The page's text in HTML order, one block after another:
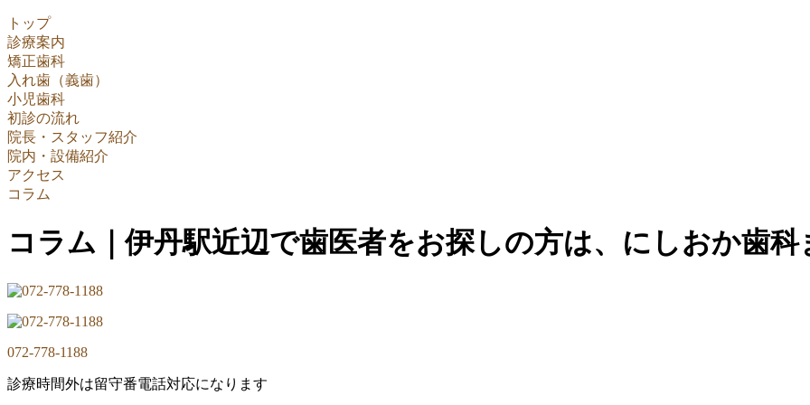
トップ
診療案内
矯正歯科
入れ歯（義歯）
小児歯科
初診の流れ
院長・スタッフ紹介
院内・設備紹介
アクセス
コラム
コラム｜伊丹駅近辺で歯医者をお探しの方は、にしおか歯科
072-778-1188
診療時間外は留守番電話対応になります